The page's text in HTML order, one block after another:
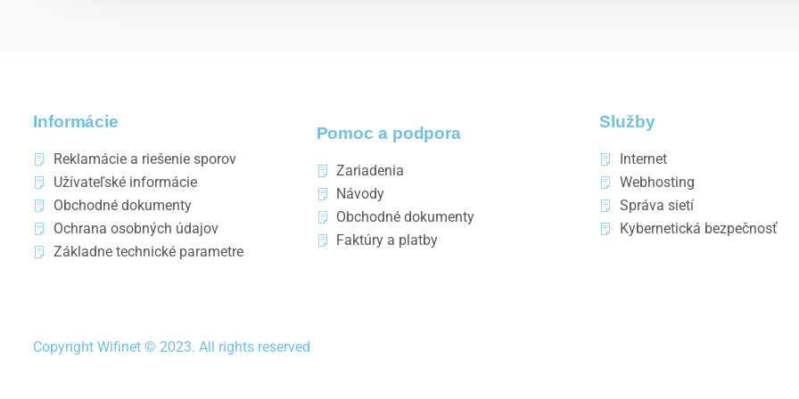
Informácie
Reklamácie a riešenie sporov
Užívateľské informácie
Obchodné dokumenty
Ochrana osobných údajov
Základne technické parametre
Pomoc a podpora
Zariadenia
Návody
Obchodné dokumenty
Faktúry a platby
Služby
Internet
Webhosting
Správa sietí
Kybernetická bezpečnosť
Copyright Wifinet © 2023. All rights reserved